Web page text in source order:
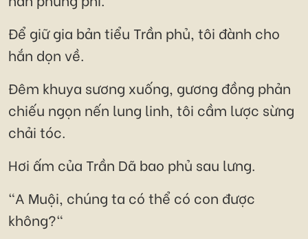
Để giữ gia bản tiểu Trần phủ, tôi đành cho
hắn dọn về.
Đêm khuya sương xuống, gương đồng phản
chiếu ngọn nến lung linh, tôi cầm lược sừng
chải tóc.
Hơi ấm của Trần Dã bao phủ sau lưng.
"A Muội, chúng ta có thể có con được
không?"